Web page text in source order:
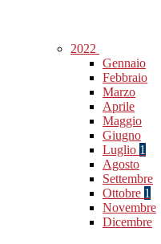
2022
Gennaio
Febbraio
Marzo
Aprile
Maggio
Giugno
Luglio 1
Agosto
Settembre
Ottobre 1
Novembre
Dicembre